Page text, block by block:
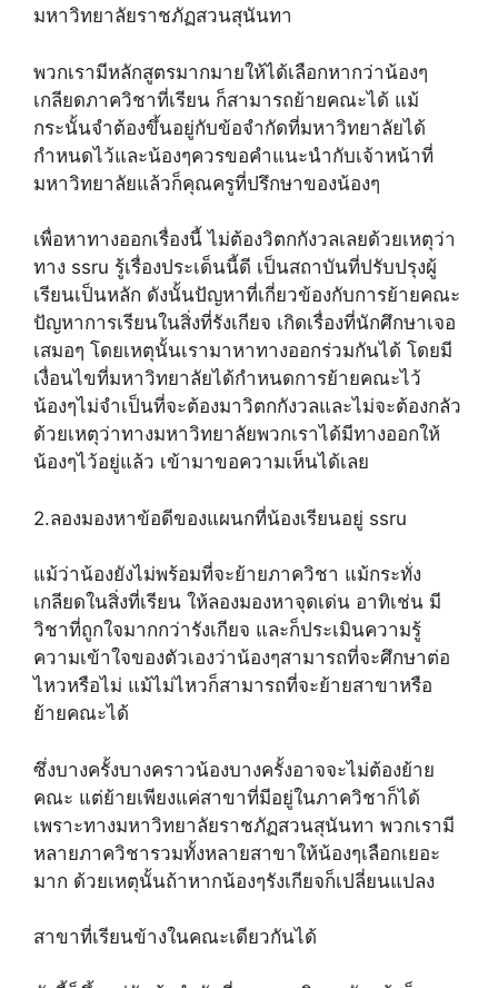
มหาวิทยาลัยราชภัฏสวนสุนันทา
พวกเรามีหลักสูตรมากมายให้ได้เลือกหากว่าน้องๆ
เกลียดภาควิชาที่เรียน ก็สามารถย้ายคณะได้ แม้
กระนั้นจำต้องขึ้นอยู่กับข้อจำกัดที่มหาวิทยาลัยได้
กำหนดไว้และน้องๆควรขอคำแนะนำกับเจ้าหน้าที่
มหาวิทยาลัยแล้วก็คุณครูที่ปรึกษาของน้องๆ
เพื่อหาทางออกเรื่องนี้ ไม่ต้องวิตกกังวลเลยด้วยเหตุว่า
ทาง ssru รู้เรื่องประเด็นนี้ดี เป็นสถาบันที่ปรับปรุงผู้
เรียนเป็นหลัก ดังนั้นปัญหาที่เกี่ยวข้องกับการย้ายคณะ
ปัญหาการเรียนในสิ่งที่รังเกียจ เกิดเรื่องที่นักศึกษาเจอ
เสมอๆ โดยเหตุนั้นเรามาหาทางออกร่วมกันได้ โดยมี
เงื่อนไขที่มหาวิทยาลัยได้กำหนดการย้ายคณะไว้
น้องๆไม่จำเป็นที่จะต้องมาวิตกกังวลและไม่จะต้องกลัว
ด้วยเหตุว่าทางมหาวิทยาลัยพวกเราได้มีทางออกให้
น้องๆไว้อยู่แล้ว เข้ามาขอความเห็นได้เลย
2.ลองมองหาข้อดีของแผนกที่น้องเรียนอยู่ ssru
แม้ว่าน้องยังไม่พร้อมที่จะย้ายภาควิชา แม้กระทั่ง
เกลียดในสิ่งที่เรียน ให้ลองมองหาจุดเด่น อาทิเช่น มี
วิชาที่ถูกใจมากกว่ารังเกียจ และก็ประเมินความรู้
ความเข้าใจของตัวเองว่าน้องๆสามารถที่จะศึกษาต่อ
ไหวหรือไม่ แม้ไม่ไหวก็สามารถที่จะย้ายสาขาหรือ
ย้ายคณะได้
ซึ่งบางครั้งบางคราวน้องบางครั้งอาจจะไม่ต้องย้าย
คณะ แต่ย้ายเพียงแค่สาขาที่มีอยู่ในภาควิชาก็ได้
เพราะทางมหาวิทยาลัยราชภัฏสวนสุนันทา พวกเรามี
หลายภาควิชารวมทั้งหลายสาขาให้น้องๆเลือกเยอะ
มาก ด้วยเหตุนั้นถ้าหากน้องๆรังเกียจก็เปลี่ยนแปลง
สาขาที่เรียนข้างในคณะเดียวกันได้